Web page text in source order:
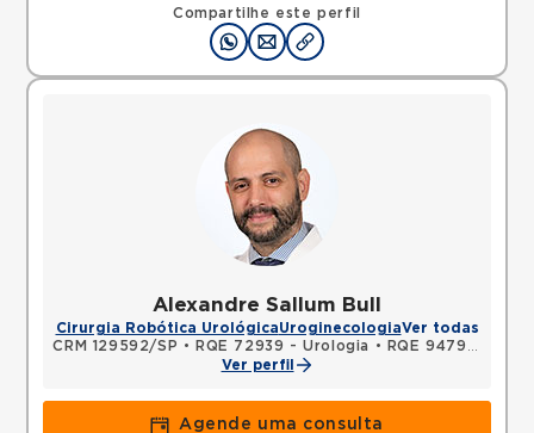
Compartilhe este perfil
Mapa
Alexandre Sallum Bull
Cirurgia Robótica UrológicaUroginecologiaVer todas
CRM 129592/SP • RQE 72939 - Urologia •
RQE 94799 - Cirurgia geral
Ver perfil
Agende uma consulta